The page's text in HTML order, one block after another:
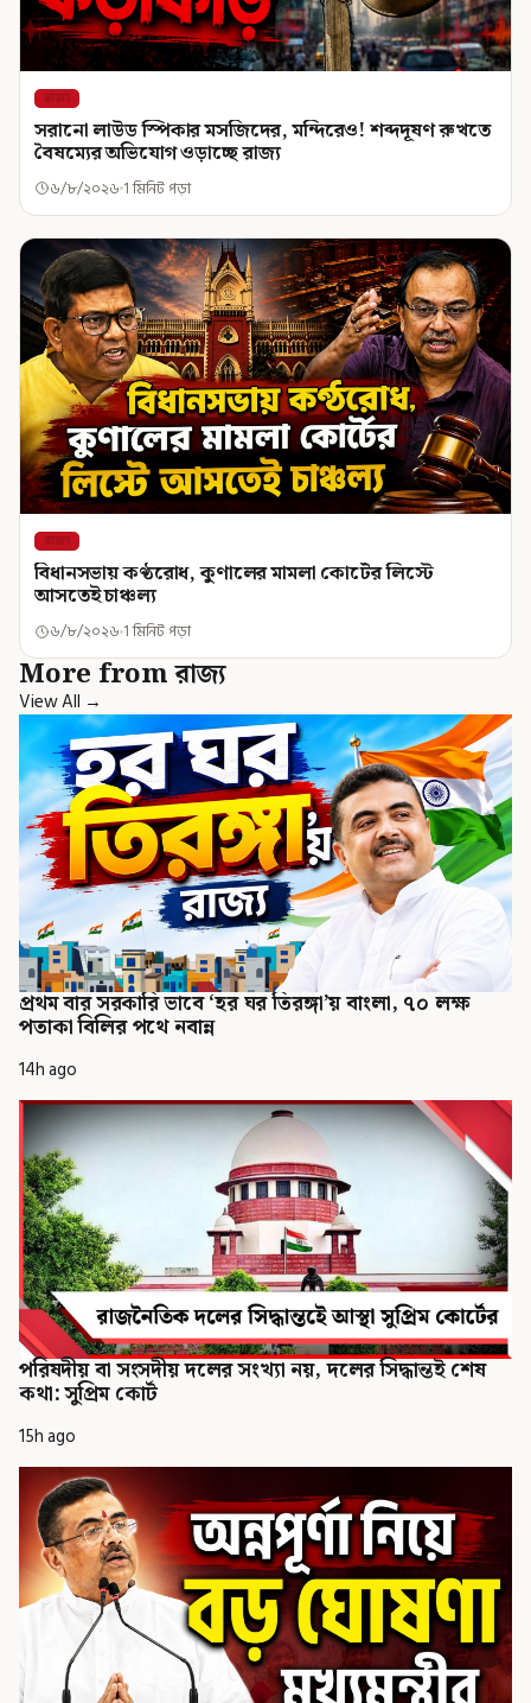
রাজ্য
সরানো লাউড স্পিকার মসজিদের, মন্দিরেও! শব্দদূষণ রুখতে
বৈষম্যের অভিযোগ ওড়াচ্ছে রাজ্য
৬/৮/২০২৬ 1 মিনিট পড়া
রাজ্য
বিধানসভায় কণ্ঠরোধ, কুণালের মামলা কোর্টের লিস্টে
আসতেই চাঞ্চল্য
৬/৮/২০২৬ 1 মিনিট পড়া
More from রাজ্য
View All →
প্রথম বার সরকারি ভাবে ‘হর ঘর তিরঙ্গা’য় বাংলা, ৭০ লক্ষ
পতাকা বিলির পথে নবান্ন
14h ago
পরিষদীয় বা সংসদীয় দলের সংখ্যা নয়, দলের সিদ্ধান্তই শেষ
কথা: সুপ্রিম কোর্ট
15h ago